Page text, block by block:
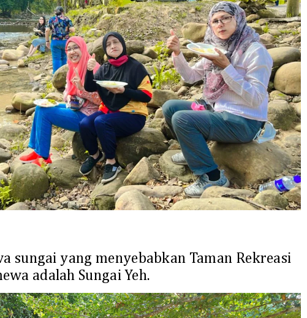
sungai yang menyebabkan Taman Rekreasi
adalah Sungai Yeh.